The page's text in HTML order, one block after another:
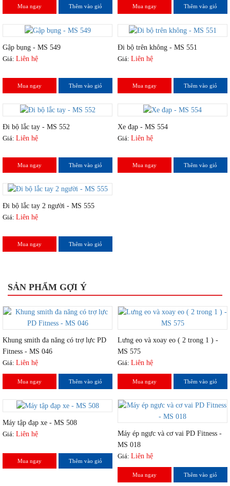
Mua ngay Thêm vào giỏ Mua ngay Thêm vào giỏ
Gập bụng - MS 549
Giá: Liên hệ
Mua ngay Thêm vào giỏ
Đi bộ trên không - MS 551
Giá: Liên hệ
Mua ngay Thêm vào giỏ
Đi bộ lắc tay - MS 552
Giá: Liên hệ
Mua ngay Thêm vào giỏ
Xe đạp - MS 554
Giá: Liên hệ
Mua ngay Thêm vào giỏ
Đi bộ lắc tay 2 người - MS 555
Giá: Liên hệ
Mua ngay Thêm vào giỏ
SẢN PHẨM GỢI Ý
Khung smith đa năng có trợ lực PD
Fitness - MS 046
Giá: Liên hệ
Mua ngay Thêm vào giỏ
Lưng eo và xoay eo ( 2 trong 1 ) -
MS 575
Giá: Liên hệ
Mua ngay Thêm vào giỏ
Máy tập đạp xe - MS 508
Giá: Liên hệ
Mua ngay Thêm vào giỏ
Máy ép ngực và cơ vai PD Fitness -
MS 018
Giá: Liên hệ
Mua ngay Thêm vào giỏ